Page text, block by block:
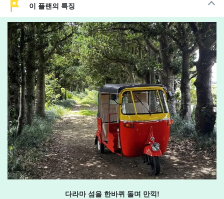
이 플랜의 특징
다라마 섬을 한바퀴 돌며 만끽!